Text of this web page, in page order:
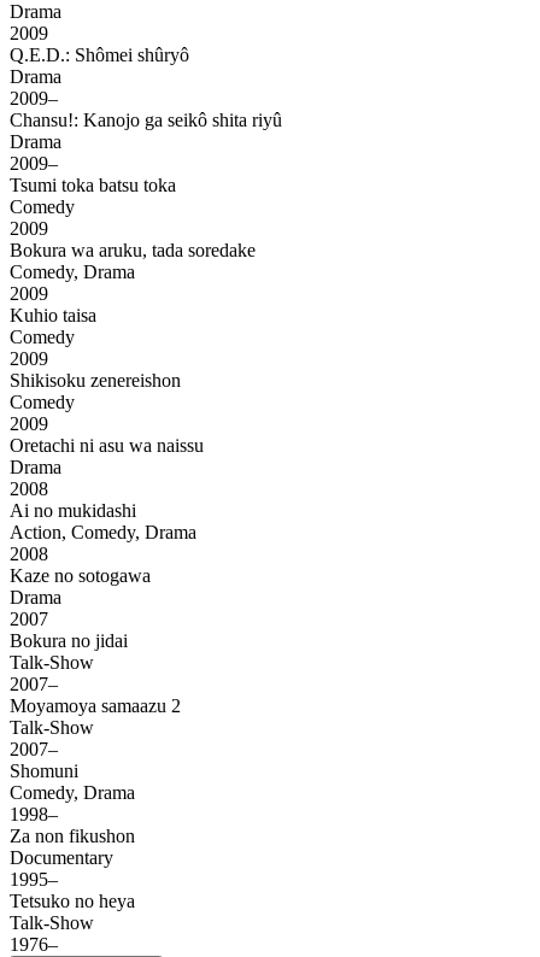
Drama
2009
Q.E.D.: Shômei shûryô
Drama
2009–
Chansu!: Kanojo ga seikô shita riyû
Drama
2009–
Tsumi toka batsu toka
Comedy
2009
Bokura wa aruku, tada soredake
Comedy, Drama
2009
Kuhio taisa
Comedy
2009
Shikisoku zenereishon
Comedy
2009
Oretachi ni asu wa naissu
Drama
2008
Ai no mukidashi
Action, Comedy, Drama
2008
Kaze no sotogawa
Drama
2007
Bokura no jidai
Talk-Show
2007–
Moyamoya samaazu 2
Talk-Show
2007–
Shomuni
Comedy, Drama
1998–
Za non fikushon
Documentary
1995–
Tetsuko no heya
Talk-Show
1976–